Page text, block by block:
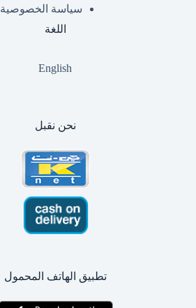
سياسة الخصوصية
اللغة
English
نحن نقبل
تطبيق الهاتف المحمول